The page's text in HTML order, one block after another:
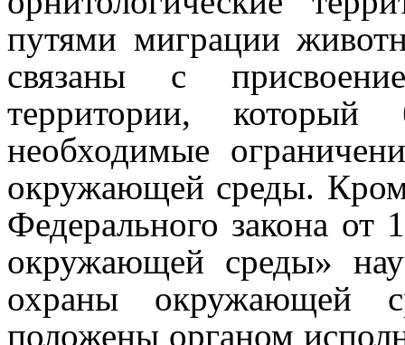
путями миграции
связаны с
территории,
необходимые
окружающей среды.
Федерального закона
окружающей среды»
охраны окружающей
положены органом